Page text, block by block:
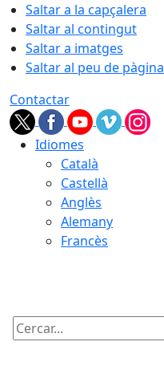
Saltar a la capçalera
Saltar al contingut
Saltar a imatges
Saltar al peu de pàgina
Contactar
Idiomes
Català
Castellà
Anglès
Alemany
Francès
Cercar: